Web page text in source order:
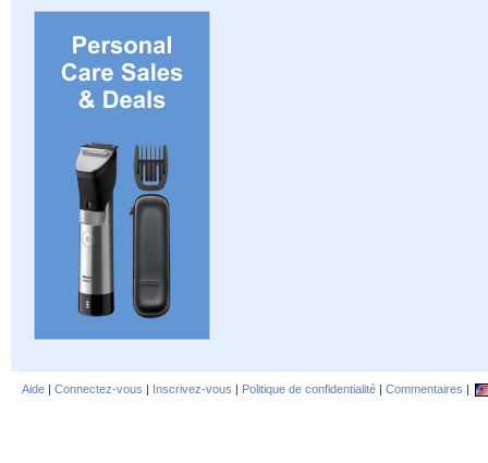
Aide | Connectez-vous | Inscrivez-vous | Politique de confidentialité | Commentaires |